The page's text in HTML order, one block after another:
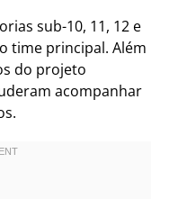
sub-10, 11, 12 e
time principal. Além
do projeto
acompanhar